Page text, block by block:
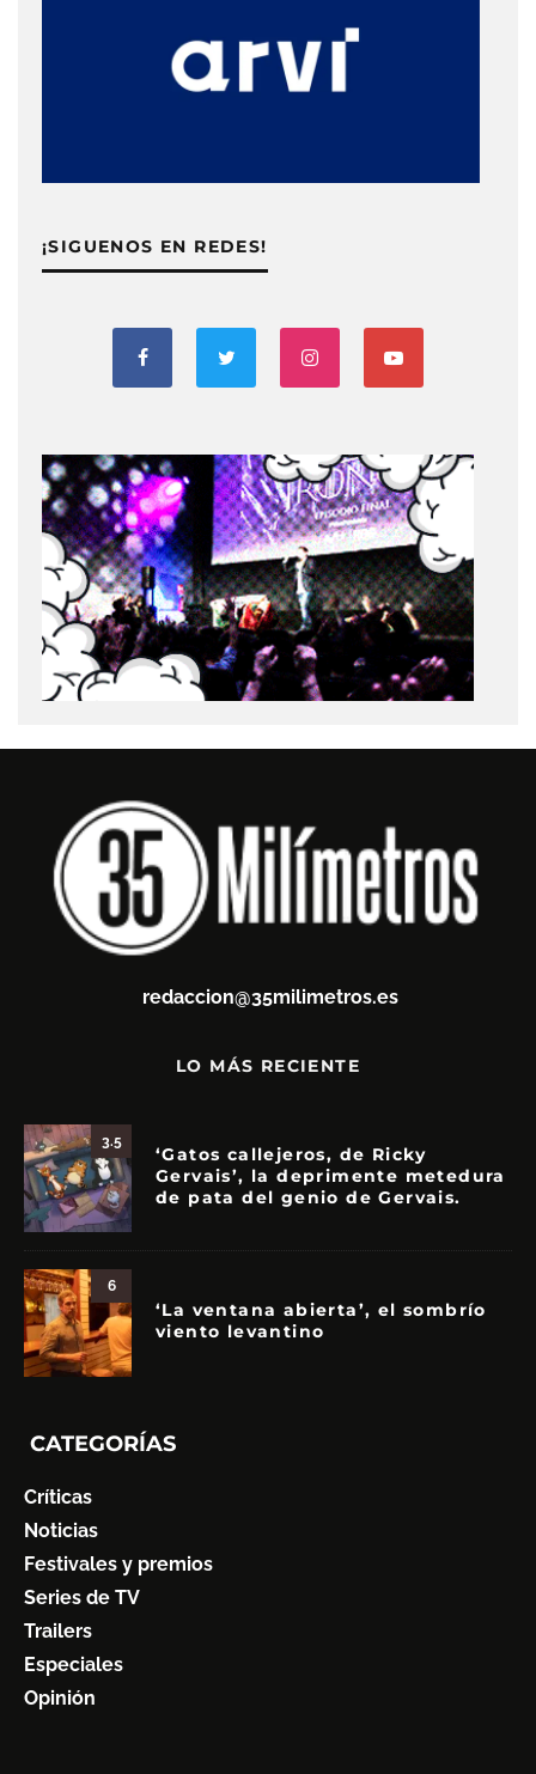
¡SIGUENOS EN REDES!
redaccion@35milimetros.es
LO MÁS RECIENTE
3.5
‘Gatos callejeros, de Ricky
Gervais’, la deprimente metedura
de pata del genio de Gervais.
6
‘La ventana abierta’, el sombrío
viento levantino
CATEGORÍAS
Críticas
Noticias
Festivales y premios
Series de TV
Trailers
Especiales
Opinión